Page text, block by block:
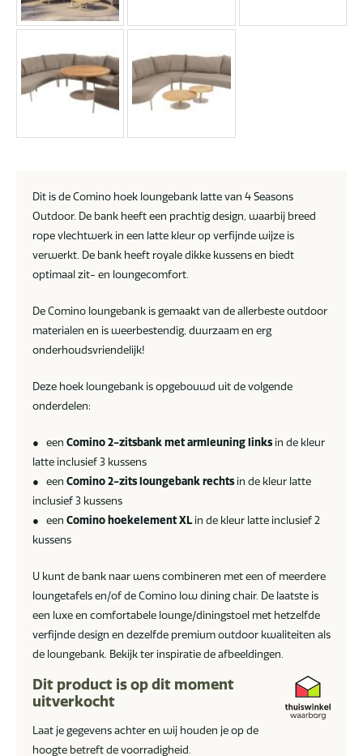
Dit is de Comino hoek loungebank latte van 4 Seasons
Outdoor. De bank heeft een prachtig design, waarbij breed
rope vlechtwerk in een latte kleur op verfijnde wijze is
verwerkt. De bank heeft royale dikke kussens en biedt
optimaal zit- en loungecomfort.
De Comino loungebank is gemaakt van de allerbeste outdoor
materialen en is weerbestendig, duurzaam en erg
onderhoudsvriendelijk!
Deze hoek loungebank is opgebouwd uit de volgende
onderdelen:
● een Comino 2-zitsbank met armleuning links in de kleur
latte inclusief 3 kussens
● een Comino 2-zits loungebank rechts in de kleur latte
inclusief 3 kussens
● een Comino hoekelement XLin de kleur latte inclusief 2
kussens
U kunt de bank naar wens combineren met een of meerdere
loungetafels en/of de Comino low dining chair. De laatste is
een luxe en comfortabele lounge/diningstoel met hetzelfde
verfijnde design en dezelfde premium outdoor kwaliteiten als
de loungebank. Bekijk ter inspiratie de afbeeldingen.
Dit product is op dit moment
uitverkocht
Laat je gegevens achter en wij houden je op de
hoogte betreft de voorradigheid.